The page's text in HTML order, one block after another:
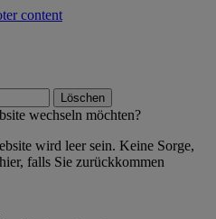
content
Löschen
wechseln möchten?
wird leer sein. Keine Sorge,
falls Sie zurückkommen